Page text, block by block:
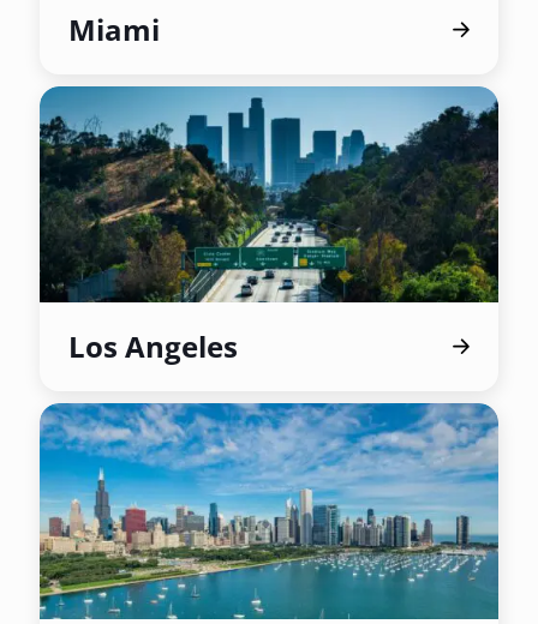
Miami
Los Angeles